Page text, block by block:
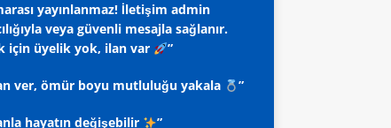
yayınlanmaz! İletişim admin
veya güvenli mesajla sağlanır.
için üyelik yok, ilan var
”
ver, ömür boyu mutluluğu yakala ”
hayatın değişebilir ”